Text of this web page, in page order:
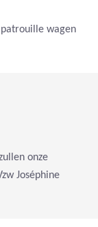
wagen
onze
Joséphine